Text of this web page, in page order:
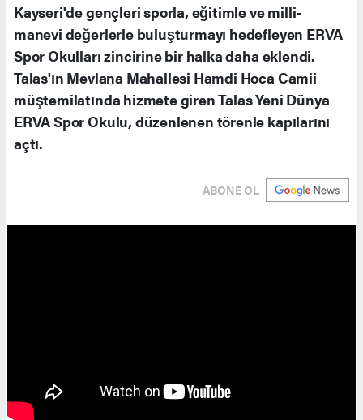
Kayseri'de gençleri sporla, eğitimle ve milli-
manevi değerlerle buluşturmayı hedefleyen ERVA
Spor Okulları zincirine bir halka daha eklendi.
Talas'ın Mevlana Mahallesi Hamdi Hoca Camii
müştemilatında hizmete giren Talas Yeni Dünya
ERVA Spor Okulu, düzenlenen törenle kapılarını
açtı.
ABONE OL